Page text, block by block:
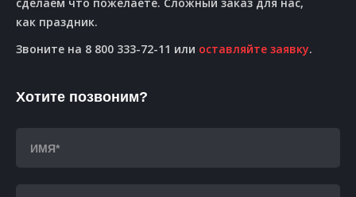
как праздник.
Звоните на 8 800 333-72-11 или оставляйте заявку.
Хотите позвоним?